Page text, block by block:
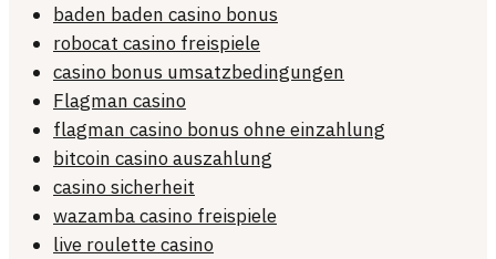
baden baden casino bonus
robocat casino freispiele
casino bonus umsatzbedingungen
Flagman casino
flagman casino bonus ohne einzahlung
bitcoin casino auszahlung
casino sicherheit
wazamba casino freispiele
live roulette casino